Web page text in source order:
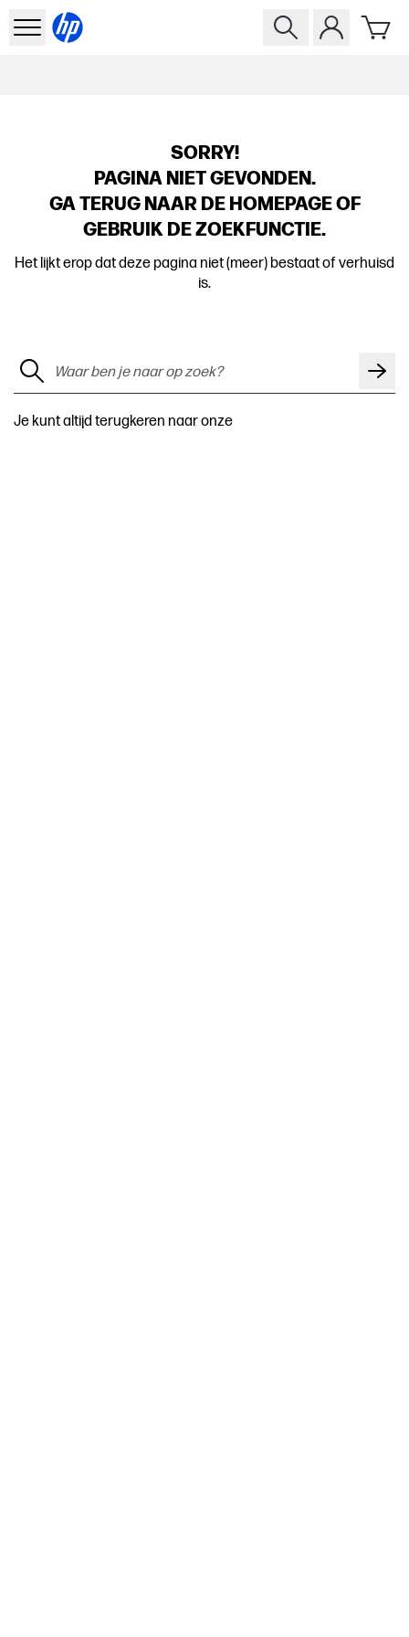
SORRY!
PAGINA NIET GEVONDEN.
GA TERUG NAAR DE HOMEPAGE OF
GEBRUIK DE ZOEKFUNCTIE.
Het lijkt erop dat deze pagina niet (meer) bestaat of verhuisd
is.
Je kunt altijd terugkeren naar onze